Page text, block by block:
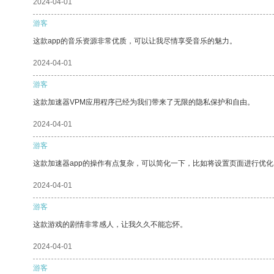
2024-04-01
游客
这款app的音乐资源非常优质，可以让我尽情享受音乐的魅力。
2024-04-01
游客
这款加速器VPM应用程序已经为我们带来了无限的隐私保护和自由。
2024-04-01
游客
这款加速器app的操作有点复杂，可以简化一下，比如将设置页面进行优
2024-04-01
游客
这款游戏的剧情非常感人，让我久久不能忘怀。
2024-04-01
游客